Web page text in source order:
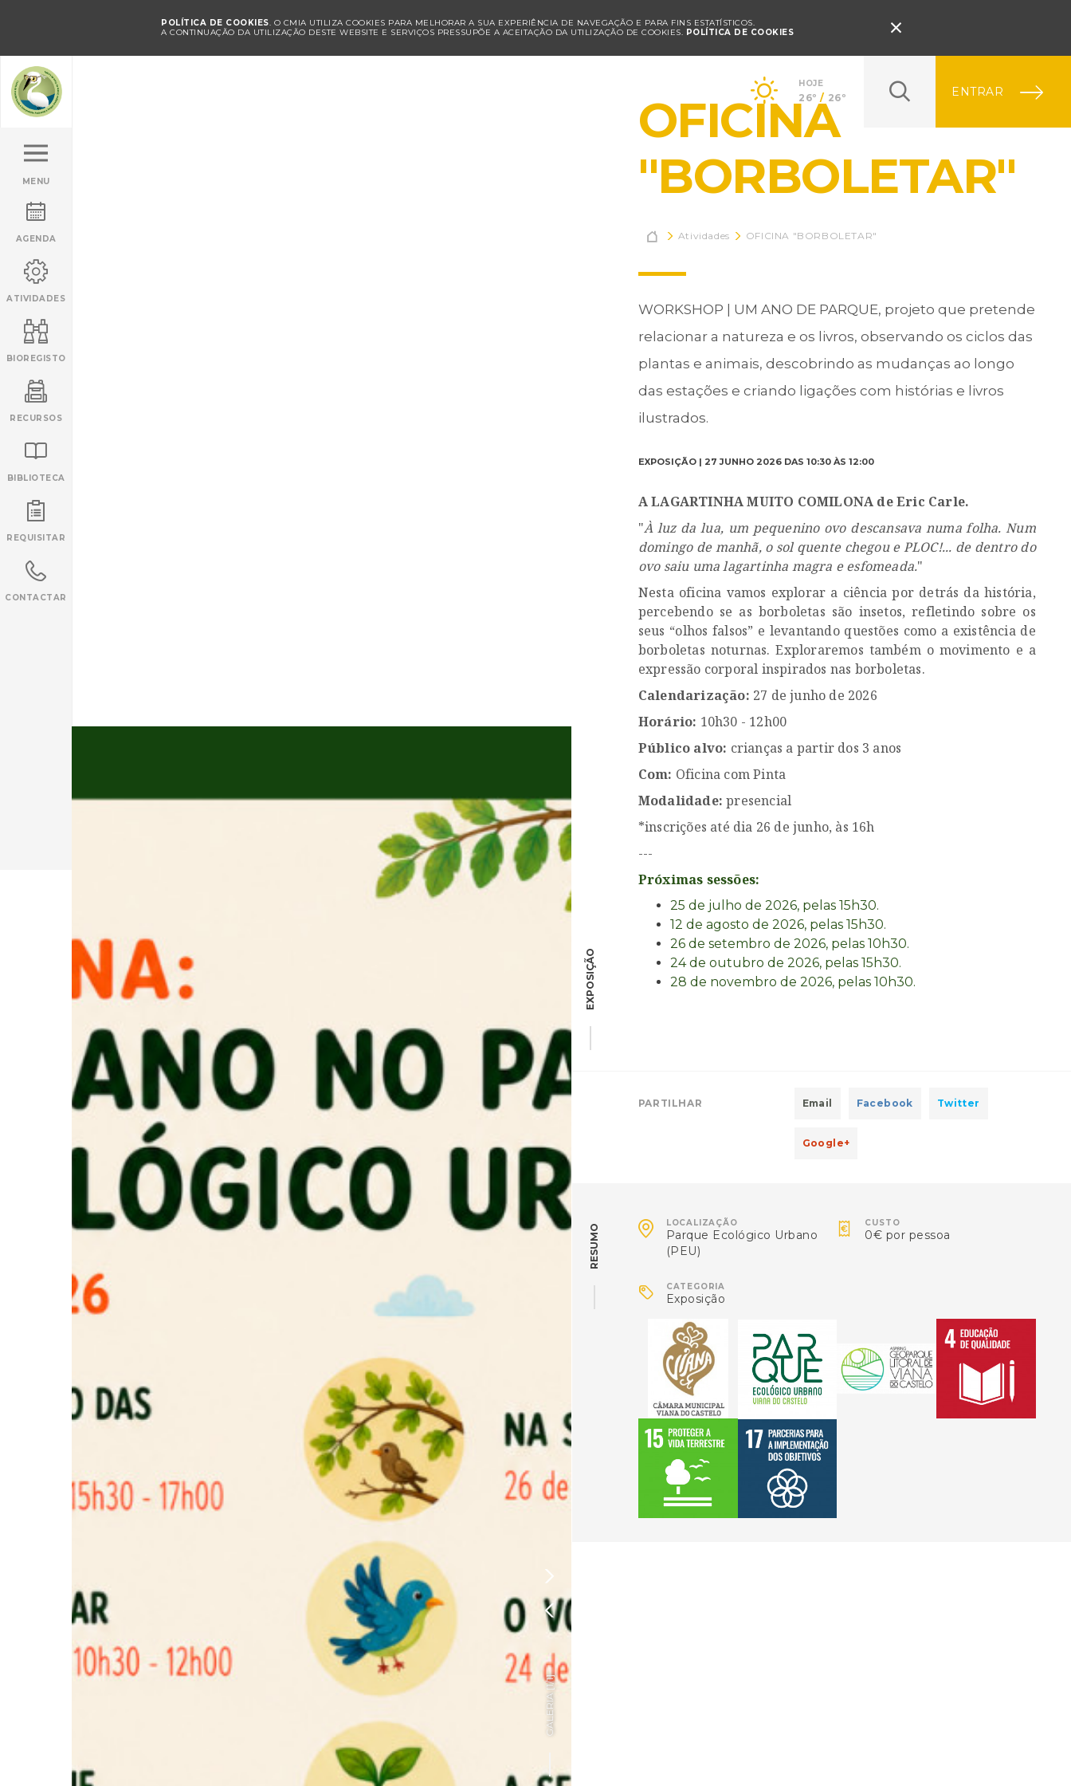
POLÍTICA DE COOKIES. O CMIA UTILIZA COOKIES PARA MELHORAR A SUA EXPERIÊNCIA DE NAVEGAÇÃO E PARA FINS ESTATÍSTICOS.
A CONTINUAÇÃO DA UTILIZAÇÃO DESTE WEBSITE E SERVIÇOS PRESSUPÕE A ACEITAÇÃO DA UTILIZAÇÃO DE COOKIES. POLÍTICA DE COOKIES 
HOJE
26º/ 26º
Pressione Enter
ENTRAR
MENU
AGENDA
ATIVIDADES
BIOREGISTO
RECURSOS
BIBLIOTECA
REQUISITAR
CONTACTAR


GALERIA [
1/1
]
EXPOSIÇÃO
OFICINA
"BORBOLETAR"
 Atividades OFICINA "BORBOLETAR"
WORKSHOP | UM ANO DE PARQUE, projeto que pretende
relacionar a natureza e os livros, observando os ciclos das
plantas e animais, descobrindo as mudanças ao longo
das estações e criando ligações com histórias e livros
ilustrados.
EXPOSIÇÃO | 27 JUNHO 2026 DAS 10:30 ÀS 12:00
A LAGARTINHA MUITO COMILONA de Eric Carle.
"À luz da lua, um pequenino ovo descansava numa folha. Num
domingo de manhã, o sol quente chegou e PLOC!... de dentro do
ovo saiu uma lagartinha magra e esfomeada."
Nesta oficina vamos explorar a ciência por detrás da história,
percebendo se as borboletas são insetos, refletindo sobre os
seus “olhos falsos” e levantando questões como a existência de
borboletas noturnas. Exploraremos também o movimento e a
expressão corporal inspirados nas borboletas.
Calendarização: 27 de junho de 2026
Horário: 10h30 - 12h00
Público alvo: crianças a partir dos 3 anos
Com: Oficina com Pinta
Modalidade: presencial
*inscrições até dia 26 de junho, às 16h
---
Próximas sessões:
25 de julho de 2026, pelas 15h30.
12 de agosto de 2026, pelas 15h30.
26 de setembro de 2026, pelas 10h30.
24 de outubro de 2026, pelas 15h30.
28 de novembro de 2026, pelas 10h30.
PARTILHAR Email Facebook Twitter
Google+
RESUMO  LOCALIZAÇÃO
Parque Ecológico Urbano
(PEU)
 CUSTO
0€ por pessoa
 CATEGORIA
Exposição